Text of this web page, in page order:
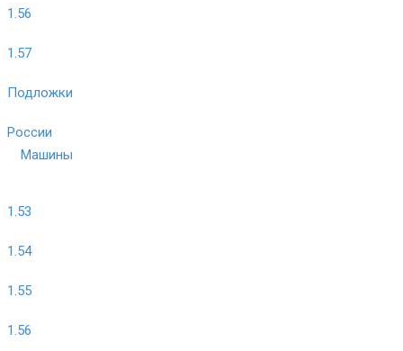
1.56
1.57
Подложки
России
Машины
1.53
1.54
1.55
1.56